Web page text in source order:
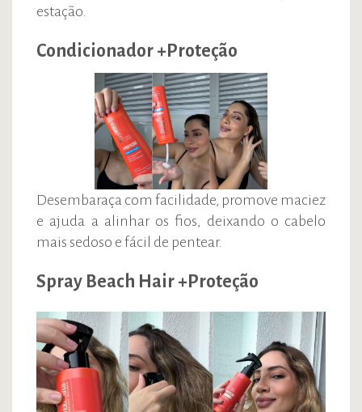
estação.
Condicionador +Proteção
Desembaraça com facilidade, promove maciez
e ajuda a alinhar os fios, deixando o cabelo
mais sedoso e fácil de pentear.
Spray Beach Hair +Proteção